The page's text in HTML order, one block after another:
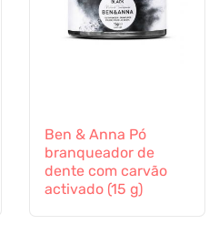
Ben & Anna Pó
branqueador de
dente com carvão
activado (15 g)